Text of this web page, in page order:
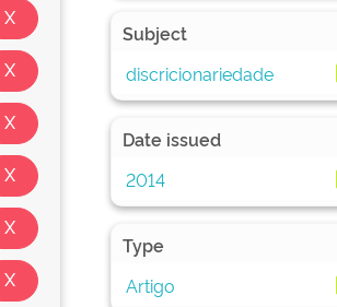
Subject
discricionariedade
Date issued
2014
Type
Artigo